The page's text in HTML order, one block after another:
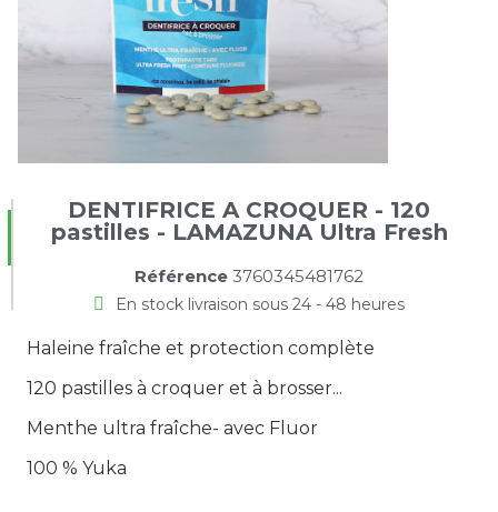
DENTIFRICE A CROQUER - 120
pastilles - LAMAZUNA Ultra Fresh
Référence 3760345481762
En stock livraison sous 24 - 48 heures
Haleine fraîche et protection complète
120 pastilles à croquer et à brosser...
Menthe ultra fraîche- avec Fluor
100 % Yuka